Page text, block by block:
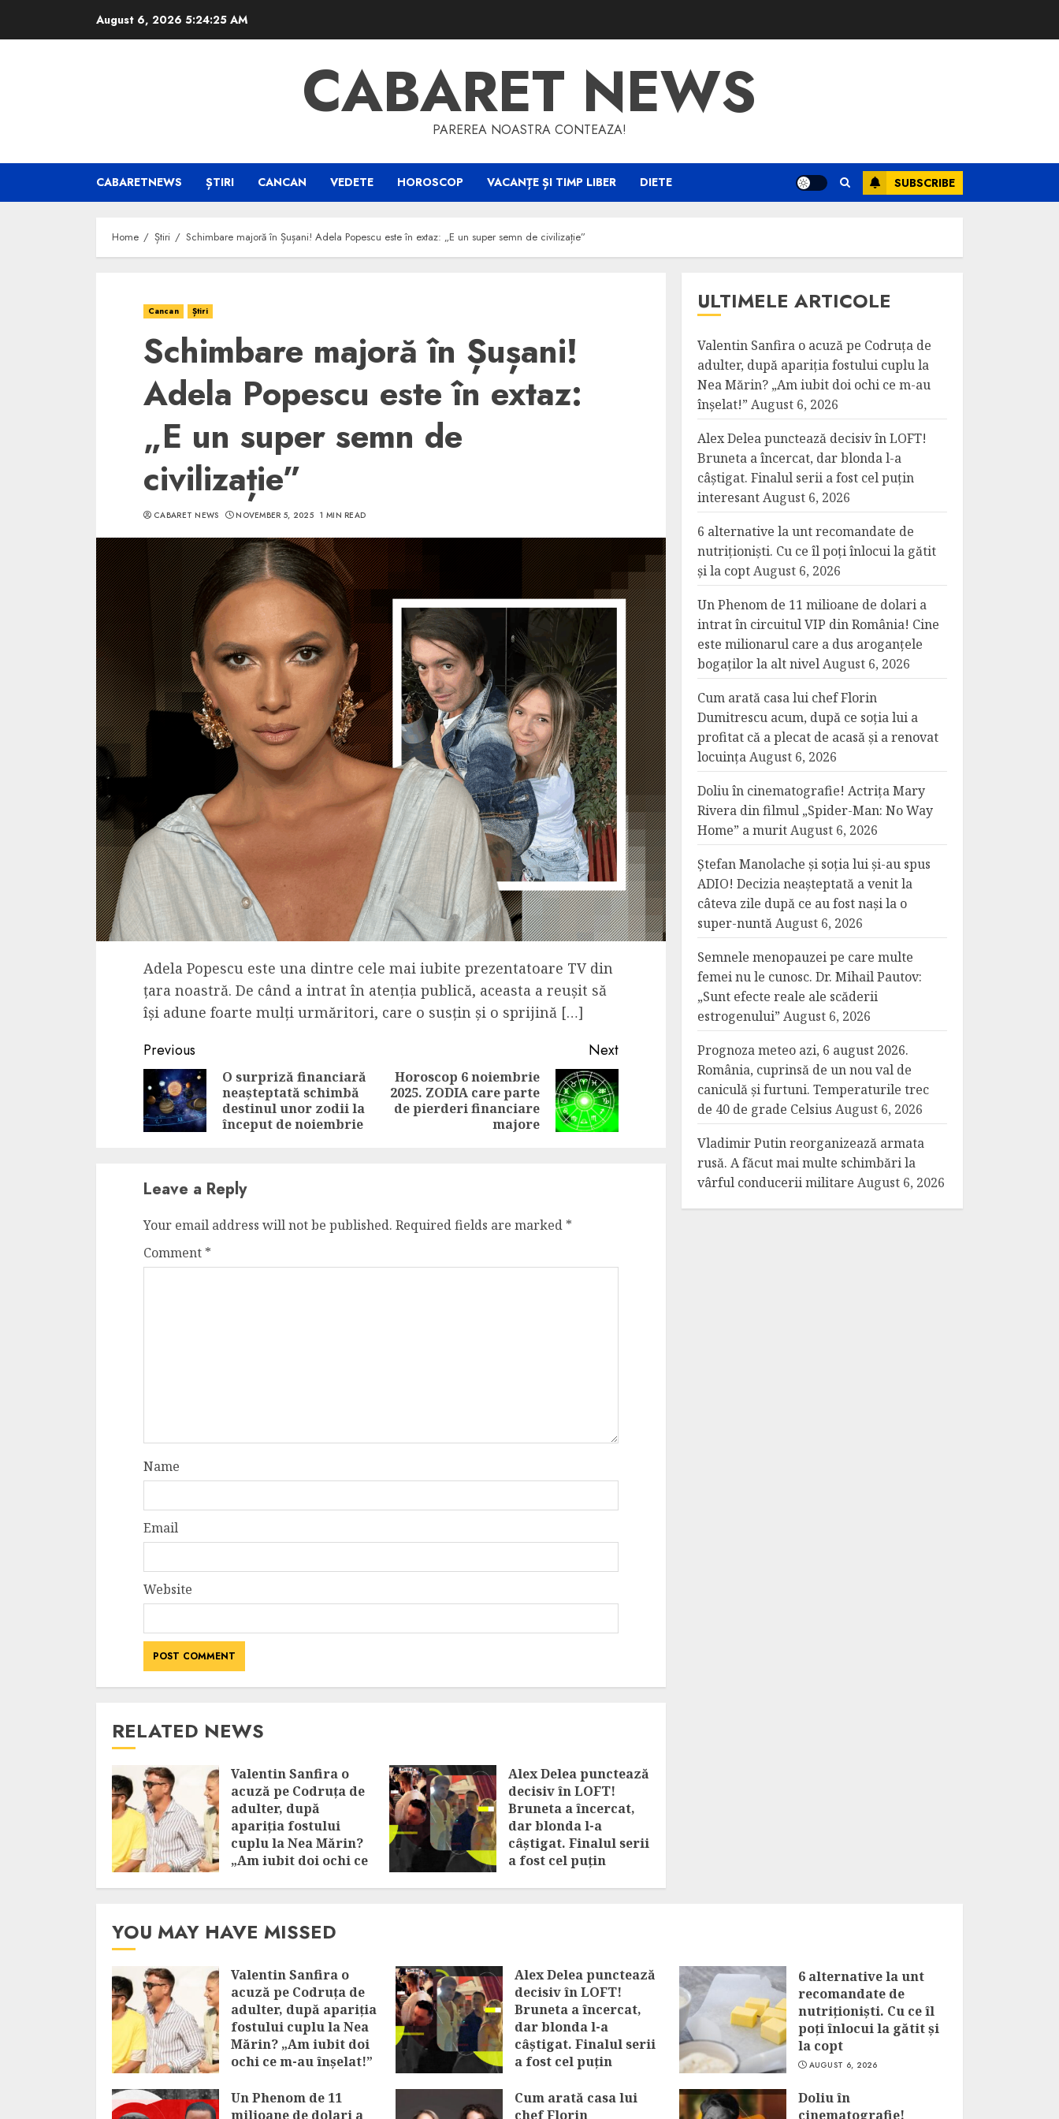
August 6, 2026 5:24:26 AM
CABARET NEWS
PAREREA NOASTRA CONTEAZA!
CABARETNEWS ȘTIRI CANCAN VEDETE HOROSCOP VACANȚE ȘI TIMP LIBER DIETE SUBSCRIBE
Home Știri Schimbare majoră în Șușani! Adela Popescu este în extaz: „E un super semn de civilizație”
Cancan Știri
Schimbare majoră în Șușani!
Adela Popescu este în extaz:
„E un super semn de
civilizație”
CABARET NEWS NOVEMBER 5, 2025 1 MIN READ
Adela Popescu este una dintre cele mai iubite prezentatoare TV din
țara noastră. De când a intrat în atenția publică, aceasta a reușit să
își adune foarte mulți urmăritori, care o susțin și o sprijină […]
Continue
Reading
Previous
Previous
post:
O surpriză financiară
neașteptată schimbă
destinul unor zodii la
început de noiembrie
Next
Next
post:
Horoscop 6 noiembrie
2025. ZODIA care parte
de pierderi financiare
majore
Leave a Reply
Your email address will not be published. Required fields are marked *
Comment *
Name
Email
Website
RELATED NEWS
Valentin Sanfira o
acuză pe Codruța de
adulter, după
apariția fostului
cuplu la Nea Mărin?
„Am iubit doi ochi ce
Alex Delea punctează
decisiv în LOFT!
Bruneta a încercat,
dar blonda l-a
câștigat. Finalul serii
a fost cel puțin
ULTIMELE ARTICOLE
Valentin Sanfira o acuză pe Codruța de
adulter, după apariția fostului cuplu la
Nea Mărin? „Am iubit doi ochi ce m-au
înșelat!” August 6, 2026
Alex Delea punctează decisiv în LOFT!
Bruneta a încercat, dar blonda l-a
câștigat. Finalul serii a fost cel puțin
interesantAugust 6, 2026
6 alternative la unt recomandate de
nutriționiști. Cu ce îl poți înlocui la gătit
și la coptAugust 6, 2026
Un Phenom de 11 milioane de dolari a
intrat în circuitul VIP din România! Cine
este milionarul care a dus aroganțele
bogaților la alt nivelAugust 6, 2026
Cum arată casa lui chef Florin
Dumitrescu acum, după ce soția lui a
profitat că a plecat de acasă și a renovat
locuințaAugust 6, 2026
Doliu în cinematografie! Actrița Mary
Rivera din filmul „Spider-Man: No Way
Home” a muritAugust 6, 2026
Ștefan Manolache și soția lui și-au spus
ADIO! Decizia neașteptată a venit la
câteva zile după ce au fost nași la o
super-nuntăAugust 6, 2026
Semnele menopauzei pe care multe
femei nu le cunosc. Dr. Mihail Pautov:
„Sunt efecte reale ale scăderii
estrogenului” August 6, 2026
Prognoza meteo azi, 6 august 2026.
România, cuprinsă de un nou val de
caniculă și furtuni. Temperaturile trec
de 40 de grade Celsius August 6, 2026
Vladimir Putin reorganizează armata
rusă. A făcut mai multe schimbări la
vârful conducerii militare August 6, 2026
YOU MAY HAVE MISSED
Valentin Sanfira o
acuză pe Codruța de
adulter, după apariția
fostului cuplu la Nea
Mărin? „Am iubit doi
ochi ce m-au înșelat!”
Alex Delea punctează
decisiv în LOFT!
Bruneta a încercat,
dar blonda l-a
câștigat. Finalul serii
a fost cel puțin
AUGUST 6, 2026
6 alternative la unt
recomandate de
nutriționiști. Cu ce îl
poți înlocui la gătit și
la copt
AUGUST 6, 2026
Un Phenom de 11
milioane de dolari a
Cum arată casa lui
chef Florin
Doliu în
cinematografie!